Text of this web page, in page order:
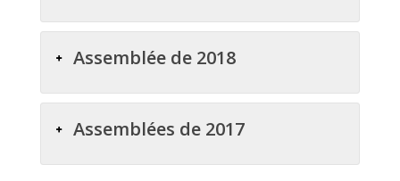
Assemblée de 2018
Assemblées de 2017